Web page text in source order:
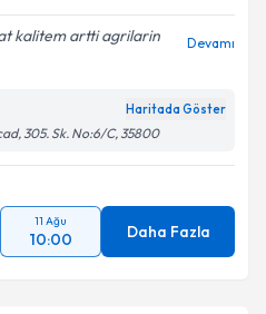
kalitem artti agrilarin
Devamı
Haritada Göster
305. Sk. No:6/C, 35800
11 Ağu
10:00 Daha Fazla